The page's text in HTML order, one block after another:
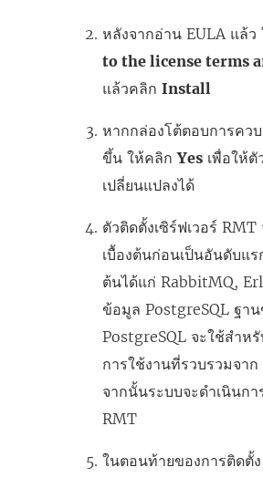
หลังจากอ่าน EULA แล้ว
to the license terms
แล้วคลิก Install
หากกล่องโต้ตอบการคว
ขึ้น ให้คลิกYes เพื่อให้ตั
เปลี่ยนแปลงได้
ตัวติดตั้งเซิร์ฟเวอร์
เบื้องต้นก่อนเป็นอันดับแ
ต้นได้แก่ RabbitMQ,
ข้อมูล PostgreSQL ฐา
PostgreSQL จะใช้สำห
การใช้งานที่รวบรวมจา
จากนั้นระบบจะดำเนินกา
RMT
ในตอนท้ายของการติดตั้ง